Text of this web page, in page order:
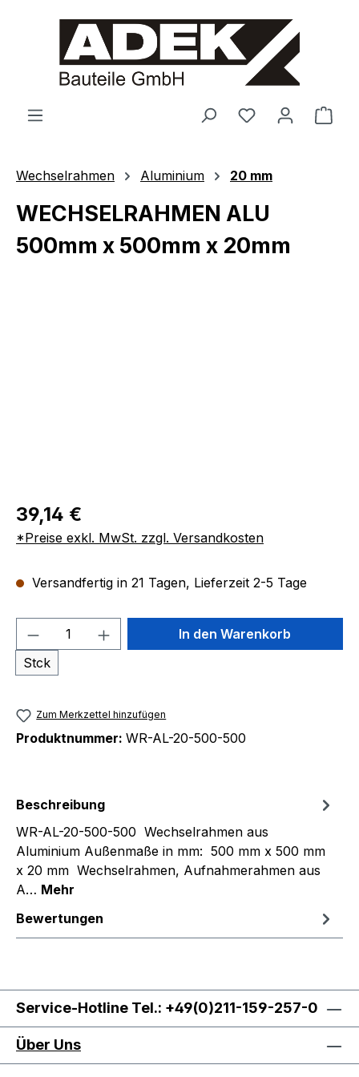
springen
Wechselrahmen Aluminium 20 mm
WECHSELRAHMEN ALU
500mm x 500mm x 20mm
39,14 €
*Preise exkl. MwSt. zzgl. Versandkosten
Versandfertig in 21 Tagen, Lieferzeit 2-5 Tage
Produkt Anzahl: Gib den
Stck
In den Warenkorb
Zum Merkzettel hinzufügen
Produktnummer: WR-AL-20-500-500
Beschreibung
WR-AL-20-500-500 Wechselrahmen aus
Aluminium Außenmaße in mm: 500 mm x 500 mm
x 20 mm Wechselrahmen, Aufnahmerahmen aus
A… Mehr
Bewertungen
Service-Hotline Tel.: +49(0)211-159-257-0
Über Uns